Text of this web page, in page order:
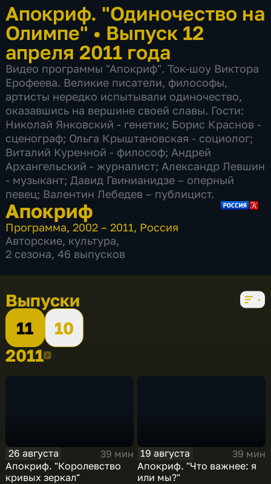
Апокриф. "Одиночество на
Олимпе" • Выпуск 12
апреля 2011 года
Видео программы "Апокриф". Ток-шоу Виктора
Ерофеева. Великие писатели, философы,
артисты нередко испытывали одиночество,
оказавшись на вершине своей славы. Гости:
Николай Янковский - генетик; Борис Краснов -
сценограф; Ольга Крыштановская - социолог;
Виталий Куренной - философ; Андрей
Архангельский - журналист; Александр Левшин
- музыкант; Давид Гвинианидзе – оперный
певец; Валентин Лебедев – публицист.
Апокриф
Программа,2002 – 2011, Россия
Авторские, культура,
2 сезона, 46 выпусков
Выпуски
11
10
20112011
26 августа
39 мин
Апокриф. "Королевство
кривых зеркал"
19 августа
39 мин
Апокриф. "Что важнее: я
или мы?"